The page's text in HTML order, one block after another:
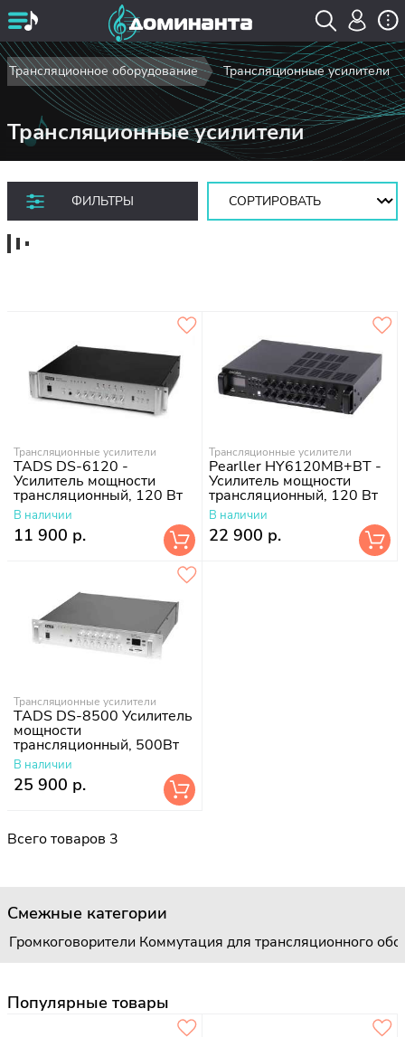
Трансляционное оборудование Трансляционные усилители
Трансляционные усилители
ФИЛЬТРЫ
Сортировать:
Трансляционные усилители
TADS DS-6120 -
Усилитель мощности
трансляционный, 120 Вт
В наличии
11 900 р.
Трансляционные усилители
Pearller HY6120MB+BT -
Усилитель мощности
трансляционный, 120 Вт
В наличии
22 900 р.
Трансляционные усилители
TADS DS-8500 Усилитель
мощности
трансляционный, 500Вт
В наличии
25 900 р.
Всего товаров 3
Смежные категории
Громкоговорители Коммутация для трансляционного
Популярные товары